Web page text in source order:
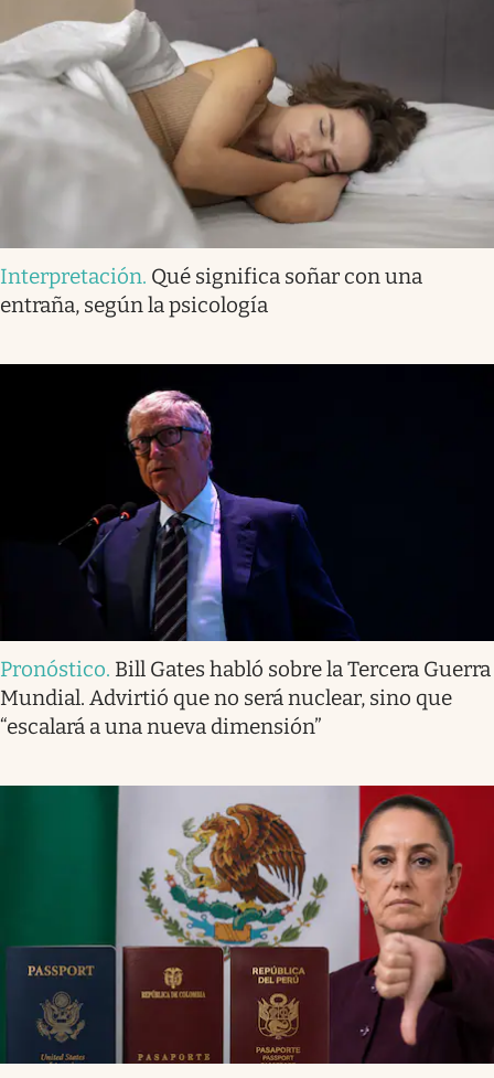
Interpretación. Qué significa soñar con una
entraña, según la psicología
Pronóstico. Bill Gates habló sobre la Tercera Guerra
Mundial. Advirtió que no será nuclear, sino que
“escalará a una nueva dimensión”